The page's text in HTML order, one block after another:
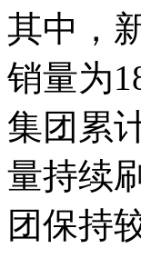
其中，
销量为
集团累
量持续
团保持